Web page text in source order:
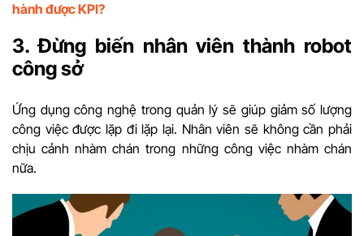
hành được KPI?
3. Đừng biến nhân viên thành robot
công sở
Ứng dụng công nghệ trong quản lý sẽ giúp giảm số lượng
công việc được lặp đi lặp lại. Nhân viên sẽ không cần phải
chịu cảnh nhàm chán trong những công việc nhàm chán
nữa.